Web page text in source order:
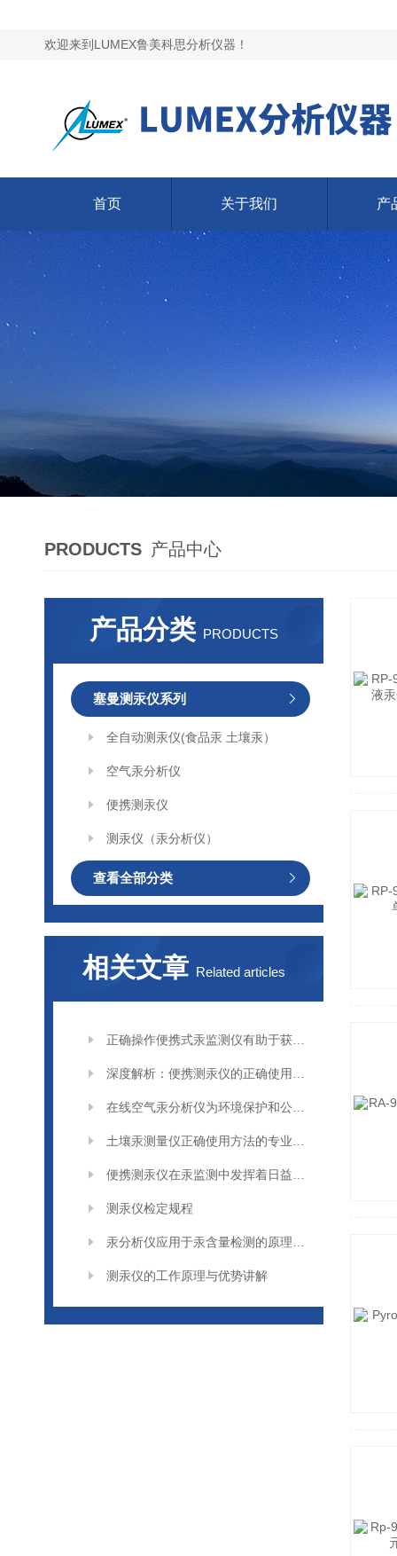
欢迎来到LUMEX鲁美科思分析仪器！
首页 关于我们 产
PRODUCTS 产品中心
产品分类 PRODUCTS
塞曼测汞仪系列
全自动测汞仪(食品汞 土壤汞）
空气汞分析仪
便携测汞仪
测汞仪（汞分析仪）
查看全部分类
相关文章 Related articles
测汞仪检定规程
测汞仪的工作原理与优势讲解